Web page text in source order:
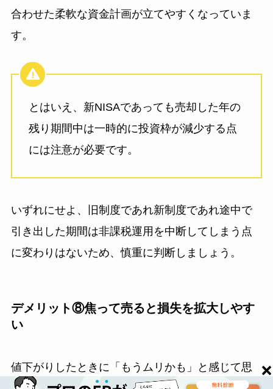
合わせた柔軟な資金計画が立てやすくなっていま
す。
とはいえ、新NISAであっても売却した年の
残り期間中は一時的に投資枠が減少する点
には注意が必要です。
いずれにせよ、旧制度であれ新制度であれ途中で
引き出した期間は非課税運用を中断してしまう点
に変わりはないため、慎重に判断しましょう。
デメリット⑧焦って売ると損失を拡大しやす
い
値下がりしたときに「もうムリかも」と感じて思